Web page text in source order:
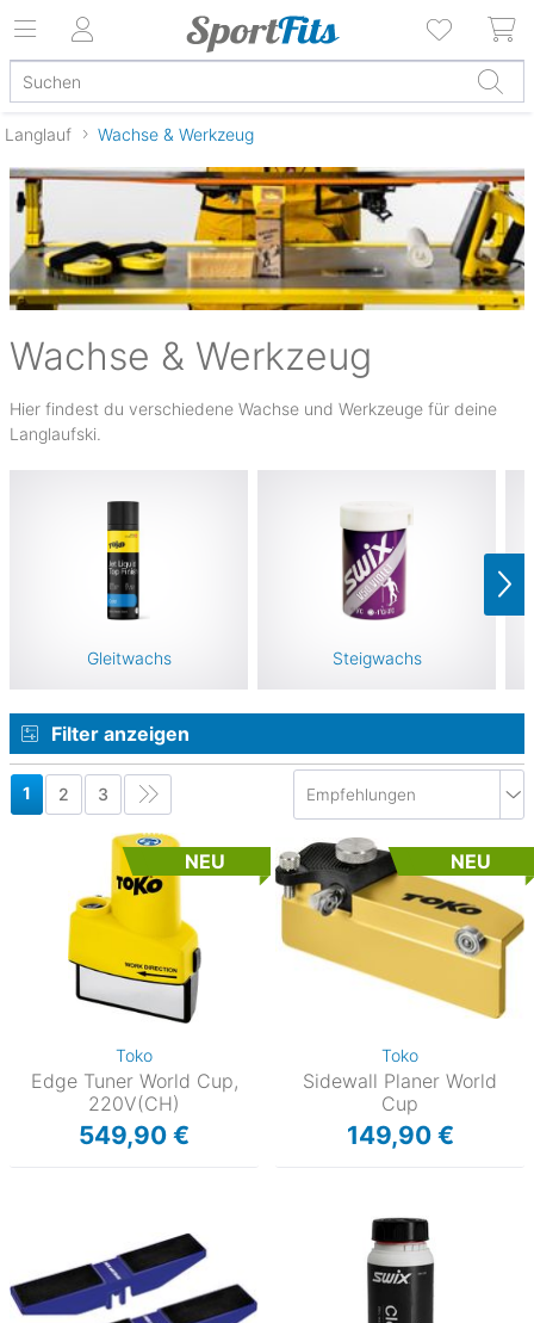
Langlauf Wachse & Werkzeug
Wachse & Werkzeug
Hier findest du verschiedene Wachse und Werkzeuge für deine
Langlaufski.
Gleitwachs Steigwachs
Filter anzeigen
1 2 3
NEU
Toko
Edge Tuner World Cup,
220V(CH)
549,90 €
NEU
Toko
Sidewall Planer World
Cup
149,90 €